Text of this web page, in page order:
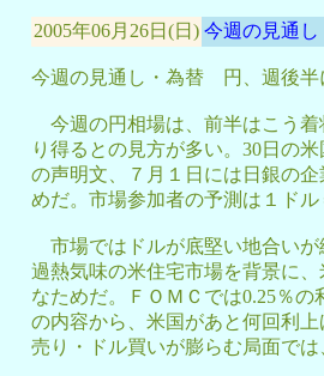
2005年06月26日(日) 今週の見通
今週の見通し・為替 円、週後半
今週の円相場は、前半はこう着
り得るとの見方が多い。30日の
の声明文、７月１日には日銀の
めだ。市場参加者の予測は１ド
市場ではドルが底堅い地合いが
過熱気味の米住宅市場を背景に
なためだ。ＦＯＭＣでは0.25％
の内容から、米国があと何回利
売り・ドル買いが膨らむ局面で